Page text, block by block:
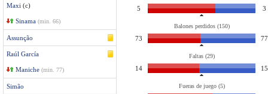
Maxi (c)
Sinama (min. 66)
Assunção
Raúl García
Maniche (min. 77)
Simão
5 3
Balones perdidos (150)
73 77
Faltas (29)
14 15
Fueras de juego (5)